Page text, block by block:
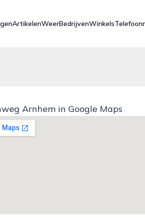
ArtikelenWeerBedrijvenWinkels
Arnhem in Google Maps